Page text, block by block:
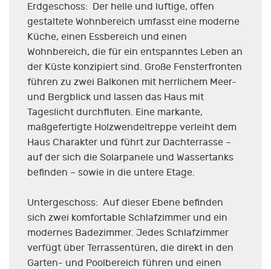
Erdgeschoss: Der helle und luftige, offen
gestaltete Wohnbereich umfasst eine moderne
Küche, einen Essbereich und einen
Wohnbereich, die für ein entspanntes Leben an
der Küste konzipiert sind. Große Fensterfronten
führen zu zwei Balkonen mit herrlichem Meer-
und Bergblick und lassen das Haus mit
Tageslicht durchfluten. Eine markante,
maßgefertigte Holzwendeltreppe verleiht dem
Haus Charakter und führt zur Dachterrasse –
auf der sich die Solarpanele und Wassertanks
befinden – sowie in die untere Etage.
Untergeschoss: Auf dieser Ebene befinden
sich zwei komfortable Schlafzimmer und ein
modernes Badezimmer. Jedes Schlafzimmer
verfügt über Terrassentüren, die direkt in den
Garten- und Poolbereich führen und einen